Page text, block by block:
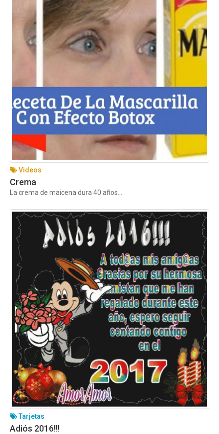
Videos
Crema
La crema de maicena dura 40 años...
Tarjetas
Adiós 2016!!!